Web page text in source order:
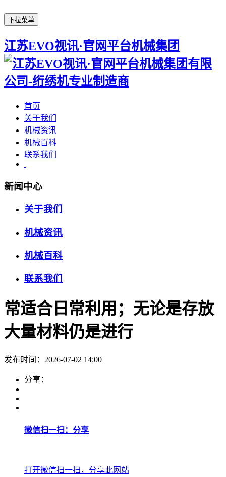
下拉菜单
江苏EVO视讯·官网平台机械集团
首页
关于我们
机械资讯
机械百科
联系我们
新闻中心
关于我们
机械资讯
机械百科
联系我们
常适合日常利用；无论是存放
大量材料仍是进行
发布时间：2026-07-02 14:00
分享：
微信扫一扫：分享
打开微信扫一扫，分享此网站